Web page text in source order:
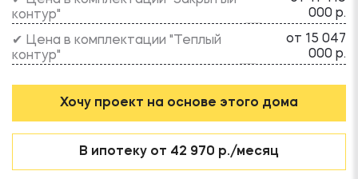
контур"
000 р.
✔ Цена в комплектации "Теплый
контур"
от 15 047
000 р.
Хочу проект на основе этого дома
В ипотеку от 42 970 р./месяц